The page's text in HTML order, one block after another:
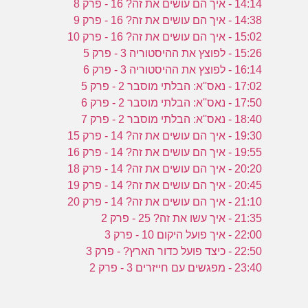
14:14 - איך הם עושים את זה? 16 - פרק 8
14:38 - איך הם עושים את זה? 16 - פרק 9
15:02 - איך הם עושים את זה? 16 - פרק 10
15:26 - לפוצץ את ההיסטוריה 3 - פרק 5
16:14 - לפוצץ את ההיסטוריה 3 - פרק 6
17:02 - נאס''א: הבלתי מוסבר 2 - פרק 5
17:50 - נאס''א: הבלתי מוסבר 2 - פרק 6
18:40 - נאס''א: הבלתי מוסבר 2 - פרק 7
19:30 - איך הם עושים את זה? 14 - פרק 15
19:55 - איך הם עושים את זה? 14 - פרק 16
20:20 - איך הם עושים את זה? 14 - פרק 18
20:45 - איך הם עושים את זה? 14 - פרק 19
21:10 - איך הם עושים את זה? 14 - פרק 20
21:35 - איך עשו את זה? 25 - פרק 2
22:00 - איך פועל היקום 10 - פרק 3
22:50 - כיצד פועל כדור הארץ? - פרק 3
23:40 - מפגשים עם חייזרים 3 - פרק 2